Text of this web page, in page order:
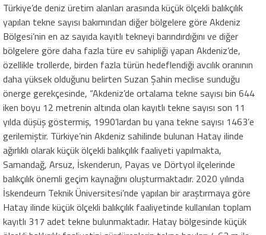
Türkiye’de deniz üretim alanları arasında küçük ölçekli balıkçılık
yapılan tekne sayısı bakımından diğer bölgelere göre Akdeniz
Bölgesi’nin en az sayıda kayıtlı tekneyi barındırdığını ve diğer
bölgelere göre daha fazla türe ev sahipliği yapan Akdeniz’de,
özellikle trollerde, birden fazla türün hedeflendiği avcılık oranının
daha yüksek olduğunu belirten Suzan Şahin meclise sunduğu
önerge gerekçesinde, “Akdeniz’de ortalama tekne sayısı bin 644
iken boyu 12 metrenin altında olan kayıtlı tekne sayısı son 11
yılda düşüş göstermiş, 1990’lardan bu yana tekne sayısı 1463’e
gerilemiştir. Türkiye’nin Akdeniz sahilinde bulunan Hatay ilinde
ağırlıklı olarak küçük ölçekli balıkçılık faaliyeti yapılmakta,
Samandağ, Arsuz, İskenderun, Payas ve Dörtyol ilçelerinde
balıkçılık önemli geçim kaynağını oluşturmaktadır. 2020 yılında
İskendeurn Teknik Üniversitesi’nde yapılan bir araştırmaya göre
Hatay ilinde küçük ölçekli balıkçılık faaliyetinde kullanılan toplam
kayıtlı 317 adet tekne bulunmaktadır. Hatay bölgesinde küçük